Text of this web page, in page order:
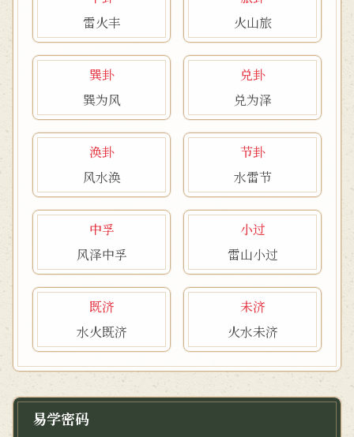
雷火丰
火山旅
巽卦
巽为风
兑卦
兑为泽
涣卦
风水涣
节卦
水雷节
中孚
风泽中孚
小过
雷山小过
既济
水火既济
未济
火水未济
易学密码